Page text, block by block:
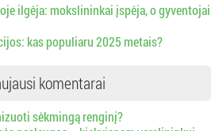
ilgėja: mokslininkai įspėja, o gyventojai
kas populiaru 2025 metais?
komentarai
sėkmingą renginį?